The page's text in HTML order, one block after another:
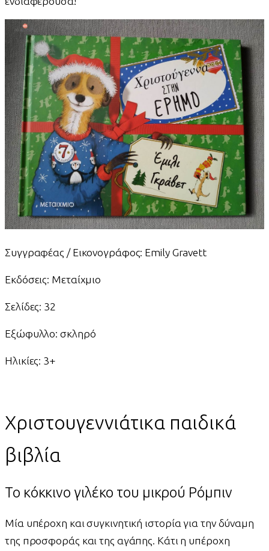
Συγγραφέας / Εικονογράφος: Emily Gravett
Εκδόσεις: Μεταίχμιο
Σελίδες: 32
Εξώφυλλο: σκληρό
Ηλικίες: 3+
Χριστουγεννιάτικα παιδικά
βιβλία
Το κόκκινο γιλέκο του μικρού Ρόμπιν
Μία υπέροχη και συγκινητική ιστορία για την δύναμη
της προσφοράς και της αγάπης. Κάτι η υπέροχη